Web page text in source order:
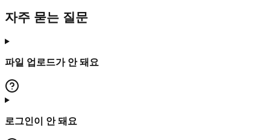
자주 묻는 질문
파일 업로드가 안 돼요
로그인이 안 돼요